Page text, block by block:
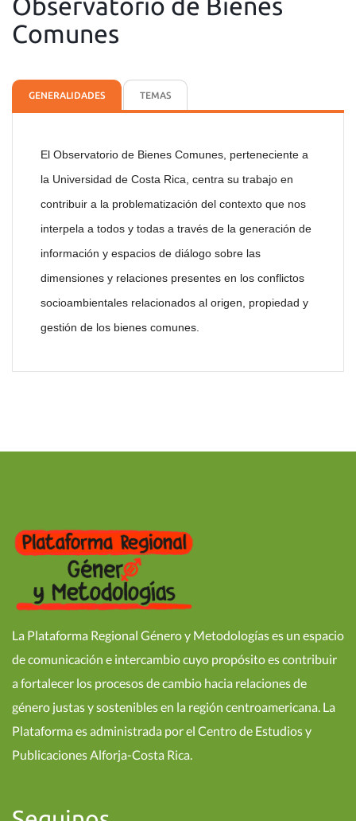
Comunes
GENERALIDADES TEMAS
El Observatorio de Bienes Comunes, perteneciente a
la Universidad de Costa Rica, centra su trabajo en
contribuir a la problematización del contexto que nos
interpela a todos y todas a través de la generación de
información y espacios de diálogo sobre las
dimensiones y relaciones presentes en los conflictos
socioambientales relacionados al origen, propiedad y
gestión de los bienes comunes.
La Plataforma Regional Género y Metodologías es un espacio
de comunicación e intercambio cuyo propósito es contribuir
a fortalecer los procesos de cambio hacia relaciones de
género justas y sostenibles en la región centroamericana. La
Plataforma es administrada por el Centro de Estudios y
Publicaciones Alforja-Costa Rica.